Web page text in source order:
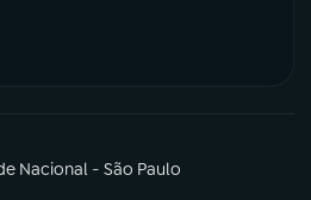
Nacional - São Paulo